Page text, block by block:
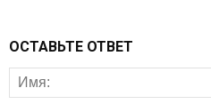
ОСТАВЬТЕ ОТВЕТ